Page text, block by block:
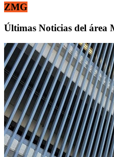
ZMG
Últimas Noticias del área